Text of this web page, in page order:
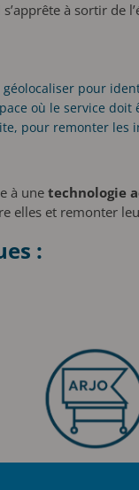
à sortir de
pour
où le service
pour remonter les
à une technologie
elles et remonter
: